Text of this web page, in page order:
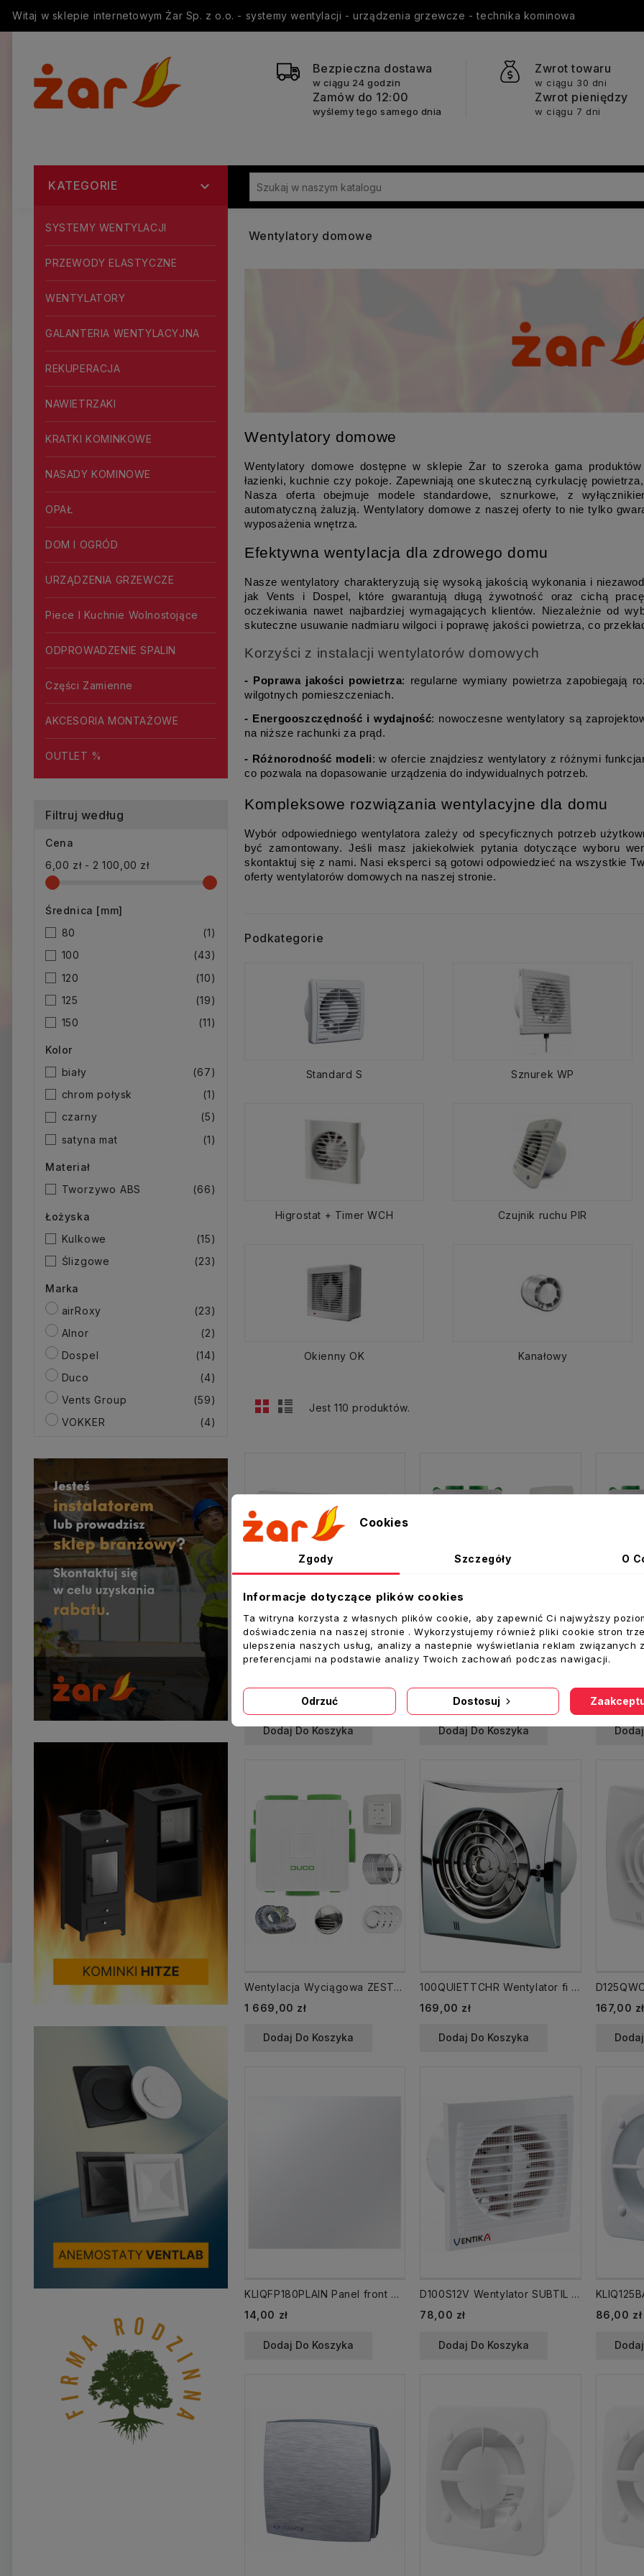
Witaj w sklepie internetowym Żar Sp. z o.o. - systemy wentylacji - urządzenia grzewcze - technika kominowa
Bezpieczna dostawa
w ciągu 24 godzin
Zamów do 12:00
wyślemy tego samego dnia
Zwrot towaru
w ciągu 30 dni
Zwrot pieniędzy
w ciągu 7 dni
KATEGORIE 
SYSTEMY WENTYLACJI
PRZEWODY ELASTYCZNE
WENTYLATORY
GALANTERIA WENTYLACYJNA
REKUPERACJA
NAWIETRZAKI
KRATKI KOMINKOWE
NASADY KOMINOWE
OPAŁ
DOM I OGRÓD
URZĄDZENIA GRZEWCZE
Piece I Kuchnie Wolnostojące
ODPROWADZENIE SPALIN
Części Zamienne
AKCESORIA MONTAŻOWE
OUTLET %
Filtruj według
Cena
6,00 zł - 2 100,00 zł
Średnica [mm]
80
(1)
100
(43)
120
(10)
125
(19)
150
(11)
Kolor
biały
(67)
chrom połysk
(1)
czarny
(5)
satyna mat
(1)
Materiał
Tworzywo ABS
(66)
Łożyska
Kulkowe
(15)
Ślizgowe
(23)
Marka
airRoxy
(23)
Alnor
(2)
Dospel
(14)
Duco
(4)
Vents Group
(59)
VOKKER
(4)
Wentylatory domowe
Wentylatory domowe
Wentylatory domowe dostępne w sklepie Żar to szeroka gama
łazienki, kuchnie czy pokoje. Zapewniają one skuteczną cyrkulację
Nasza oferta obejmuje modele standardowe, sznurkowe, z
automatyczną żaluzją. Wentylatory domowe z naszej oferty to nie tylko
wyposażenia wnętrza.
Efektywna wentylacja dla zdrowego domu
Nasze wentylatory charakteryzują się wysoką jakością wykonania i
jak Vents i Dospel, które gwarantują długą żywotność oraz cichą
oczekiwania nawet najbardziej wymagających klientów. Niezależnie od
skuteczne usuwanie nadmiaru wilgoci i poprawę jakości powietrza, co
Korzyści z instalacji wentylatorów domowych
- Poprawa jakości powietrza: regularne wymiany powietrza zapobiegają
wilgotnych pomieszczeniach.
- Energooszczędność i wydajność: nowoczesne wentylatory są
na niższe rachunki za prąd.
- Różnorodność modeli: w ofercie znajdziesz wentylatory z różnymi
co pozwala na dopasowanie urządzenia do indywidualnych potrzeb.
Kompleksowe rozwiązania wentylacyjne dla domu
Wybór odpowiedniego wentylatora zależy od specyficznych potrzeb
być zamontowany. Jeśli masz jakiekolwiek pytania dotyczące wyboru
skontaktuj się z nami. Nasi eksperci są gotowi odpowiedzieć na wszystkie
oferty wentylatorów domowych na naszej stronie.
Podkategorie
Standard S Sznurek WP
Higrostat + Timer WCH Czujnik ruchu PIR
Okienny OK Kanałowy
Jest 110 produktów.
Dodaj Do Koszyka
2 100,00 zł
Dodaj Do Koszyka
2
Wentylacja Wyciągowa ZESTAW | 4 pomieszczenia| 325 m³/h | DucoBox Reno
1 669,00 zł
Dodaj Do Koszyka
100QUIETTCHR Wentylator fi 100 mm QUIET /WC/ TIMER, cichy, chrom, łożyska kulowe, zawór zwrotny
169,00 zł
Dodaj Do Koszyka
167,00 zł
KLIQFP180PLAIN Panel front dekoracyjny PLAIN do wentylatora / kratki KLIQ biały
14,00 zł
Dodaj Do Koszyka
D100S12V Wentylator SUBTIL 100 /S/ 12V biały Vents
78,00 zł
Dodaj Do Koszyka
86,00 zł
Cookies
Zgody Szczegóły O
Informacje dotyczące plików cookies
Ta witryna korzysta z własnych plików cookie, aby zapewnić Ci najwyższy
doświadczenia na naszej stronie . Wykorzystujemy również pliki cookie stron
ulepszenia naszych usług, analizy a nastepnie wyświetlania reklam związanych
preferencjami na podstawie analizy Twoich zachowań podczas nawigacji.
Odrzuć Dostosuj